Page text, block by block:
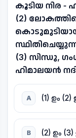
കൂടിയ നിര -
(2)
കൊടുമുടിയായ
(3) സിന്ധു,
ഹിമാലയൻ
A (1) ഉം (2)
B (2) ഉം (3)